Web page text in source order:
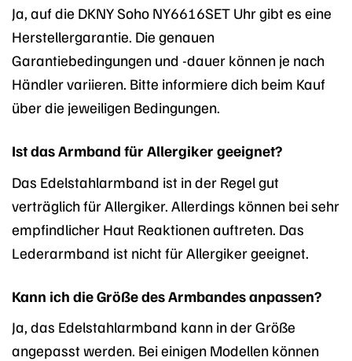
Ja, auf die DKNY Soho NY6616SET Uhr gibt es eine
Herstellergarantie. Die genauen
Garantiebedingungen und -dauer können je nach
Händler variieren. Bitte informiere dich beim Kauf
über die jeweiligen Bedingungen.
Ist das Armband für Allergiker geeignet?
Das Edelstahlarmband ist in der Regel gut
verträglich für Allergiker. Allerdings können bei sehr
empfindlicher Haut Reaktionen auftreten. Das
Lederarmband ist nicht für Allergiker geeignet.
Kann ich die Größe des Armbandes anpassen?
Ja, das Edelstahlarmband kann in der Größe
angepasst werden. Bei einigen Modellen können